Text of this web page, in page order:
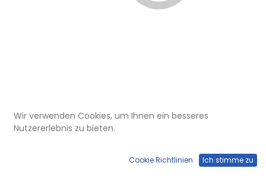
ELU 150 232
Winkel LED Rand-Seitenprofil
rechts mit Auflagestreifen, lang
Wir verwenden Cookies, um Ihnen ein besseres
Nutzererlebnis zu bieten.
Cookie Richtlinien Ich stimme zu